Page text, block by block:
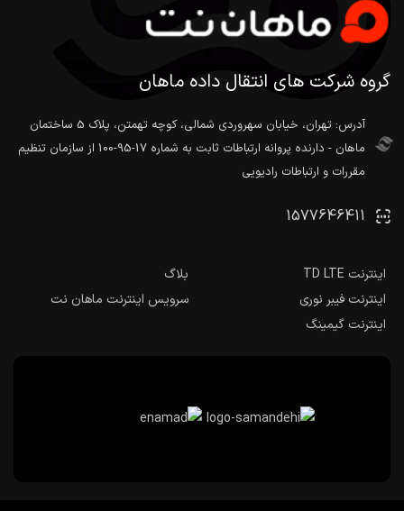
گروه شرکت های انتقال داده ماهان
آدرس: تهران، خیابان سهروردی شمالی، کوچه تهمتن، پلاک 5 ساختمان
ماهان - دارنده پروانه ارتباطات ثابت به شماره 17-95-100 از سازمان تنظیم
مقررات و ارتباطات رادیویی
1577646411
اینترنت TD LTE
اینترنت فیبر نوری
اینترنت گیمینگ
بلاگ
سرویس اینترنت ماهان نت